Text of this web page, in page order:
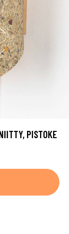
PISTOKE